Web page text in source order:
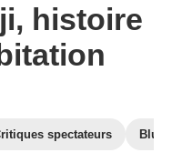
histoire
spectateurs Blu-